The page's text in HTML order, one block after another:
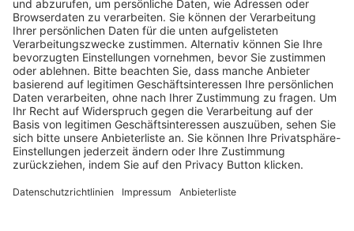
Trainerausbildung
Schulungsangebot Vereinsmitarbeiter
BFV-Geschäftsstellen
Trainerbörse
Login SpielPlus
FOLGE DEM BFV